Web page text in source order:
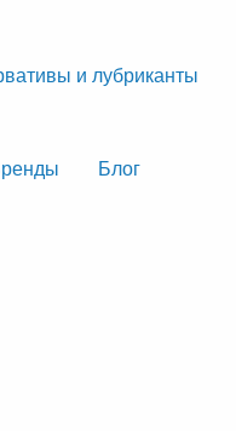
и лубриканты
Блог